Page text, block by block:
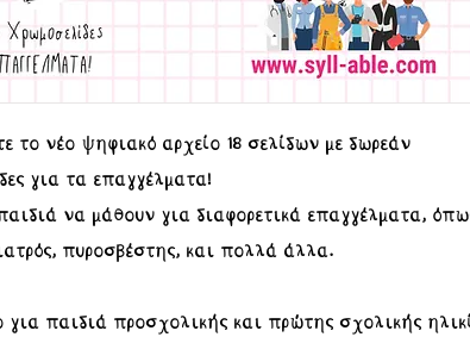
το νέο ψηφιακό αρχείο 18 σελίδων με δωρεάν
για τα επαγγέλματα!
να μάθουν για διαφορετικά επαγγέλματα,
πυροσβέστης, και πολλά άλλα.
για παιδιά προσχολικής και πρώτης σχολικής